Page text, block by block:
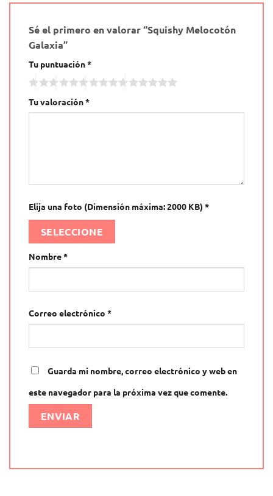
Sé el primero en valorar “Squishy Melocotón
Galaxia”
Tu puntuación*
Tu valoración*
Elija una foto (Dimensión máxima: 2000 KB) *
SELECCIONE
Nombre*
Correo electrónico *
Guarda mi nombre, correo electrónico y web en
este navegador para la próxima vez que comente.